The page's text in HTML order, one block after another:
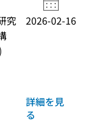
究
2026-02-16
詳細を見
る